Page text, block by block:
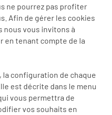
ne pourrez pas profiter
Afin de gérer les cookies
nous vous invitons à
en tenant compte de la
la configuration de chaque
est décrite dans le menu
vous permettra de
vos souhaits en